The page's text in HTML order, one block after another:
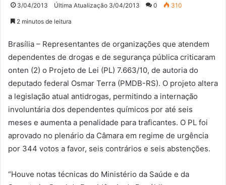
3/04/2013 Última Atualização 3/04/2013 0 310
2 minutos de leitura
Brasília – Representantes de organizações que atendem
dependentes de drogas e de segurança pública criticaram
onten (2) o Projeto de Lei (PL) 7.663/10, de autoria do
deputado federal Osmar Terra (PMDB-RS). O projeto altera
a legislação atual antidrogas, permitindo a internação
involuntária dos dependentes químicos por até seis
meses e aumenta a penalidade para traficantes. O PL foi
aprovado no plenário da Câmara em regime de urgência
por 344 votos a favor, seis contrários e seis abstenções.
“Houve notas técnicas do Ministério da Saúde e da